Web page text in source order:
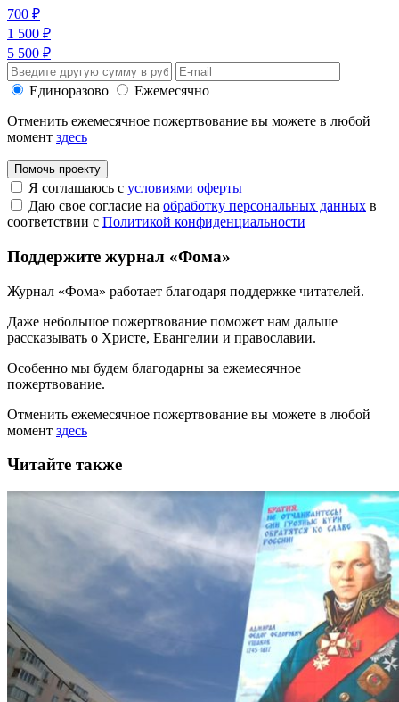
700 ₽
1 500 ₽
5 500 ₽
Единоразово
Ежемесячно
Отменить ежемесячное пожертвование вы можете в любой
момент здесь
Помочь проекту
Я соглашаюсь с условиями оферты
Даю свое согласие на обработку персональных данных в
соответствии с Политикой конфиденциальности
Поддержите журнал «Фома»
Журнал «Фома» работает благодаря поддержке читателей.
Даже небольшое пожертвование поможет нам дальше
рассказывать о Христе, Евангелии и православии.
Особенно мы будем благодарны за ежемесячное
пожертвование.
Отменить ежемесячное пожертвование вы можете в любой
момент здесь
Читайте также